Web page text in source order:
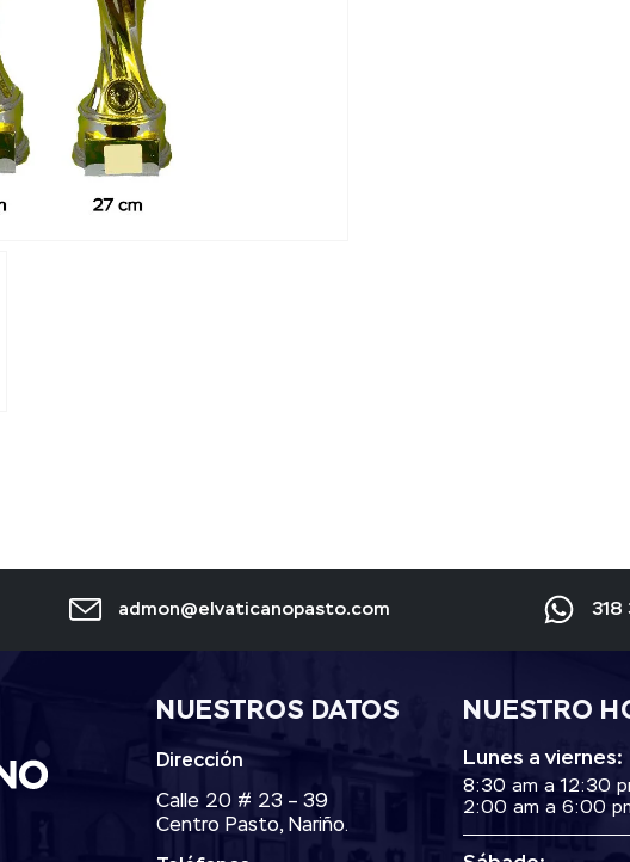
admon@elvaticanopasto.com 318
NUESTROS DATOS
Dirección
Calle 20 # 23 – 39
Centro Pasto, Nariño.
NUESTRO
Lunes a viernes:
8:30 am a 12:30
2:00 am a 6:00